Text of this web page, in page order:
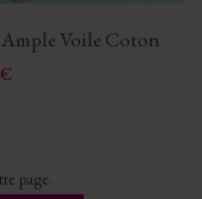
Voile Coton
page.